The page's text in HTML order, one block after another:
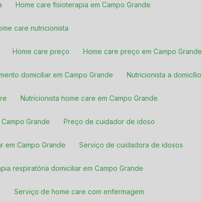
Home care fisioterapia em Campo Grande
care nutricionista
Home care preço Home care preço em Campo Grande
domiciliar em Campo Grande Nutricionista a domicílio
Nutricionista home care em Campo Grande
Grande Preço de cuidador de idoso
em Campo Grande Serviço de cuidadora de idosos
respiratória domiciliar em Campo Grande
Serviço de home care com enfermagem